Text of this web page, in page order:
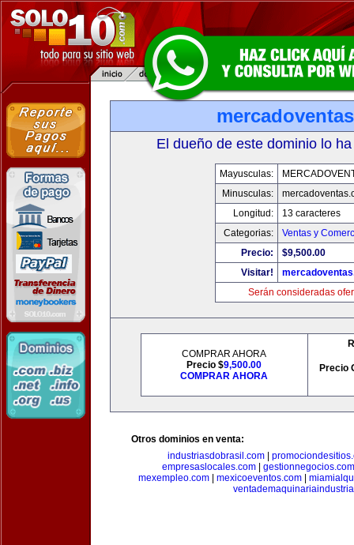
El dueño de este dominio lo
Mayusculas:
Minusculas:
Longitud:
13 caracteres
Categorias:
Ventas y
Precio:
$9,500.00
Visitar!
Serán consideradas
COMPRAR AHORA
Precio $9,500.00
COMPRAR AHORA
Precio
Otros dominios en venta:
industriasdobrasil.com|
empresaslocales.com| gestionnegocios.com
mexempleo.com| mexicoeventos.com|